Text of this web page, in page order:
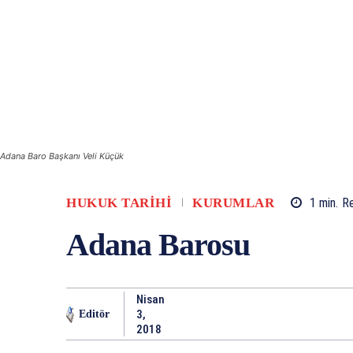
Adana Baro Başkanı Veli Küçük
HUKUK TARIHI KURUMLAR 1 min.
Adana Barosu
Editör
Nisan
3,
2018